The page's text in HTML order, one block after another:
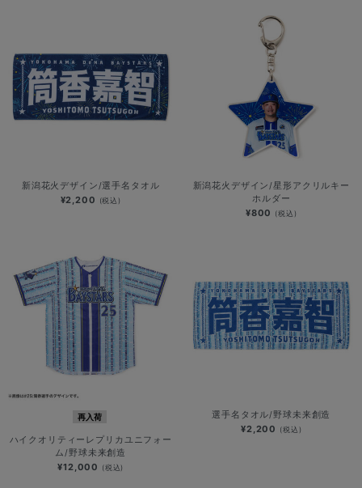
新潟花火デザイン/選手名タオル
¥2,200 (税込)
新潟花火デザイン/星形アクリルキー
ホルダー
¥800 (税込)
再入荷
ハイクオリティーレプリカユニフォー
ム/野球未来創造
¥12,000 (税込)
選手名タオル/野球未来創造
¥2,200 (税込)